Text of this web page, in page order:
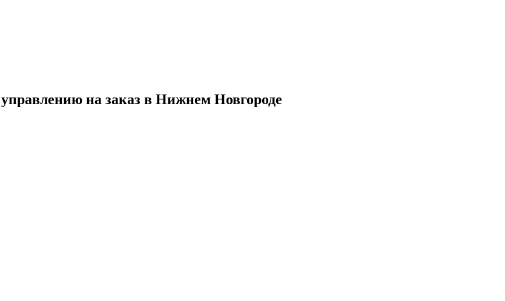
на заказ в Нижнем Новгороде